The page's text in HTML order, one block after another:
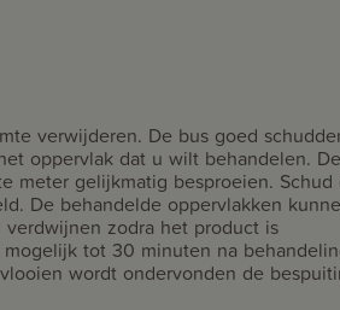
verwijderen. De bus goed
oppervlak dat u wilt behandelen.
meter gelijkmatig besproeien. Schud
De behandelde oppervlakken
zodra het product is
tot 30 minuten na
wordt ondervonden de